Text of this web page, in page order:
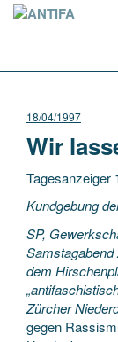
18/04/1997
Wir
Tagesanzeiger
Kundgebung
SP,
dem
Zürcher
gegen